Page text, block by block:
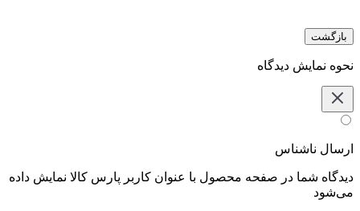
بازگشت
نحوه نمایش دیدگاه‌
ارسال ناشناس
دیدگاه شما در صفحه محصول با عنوان کاربر پارس کالا نمایش داده
می‌شود